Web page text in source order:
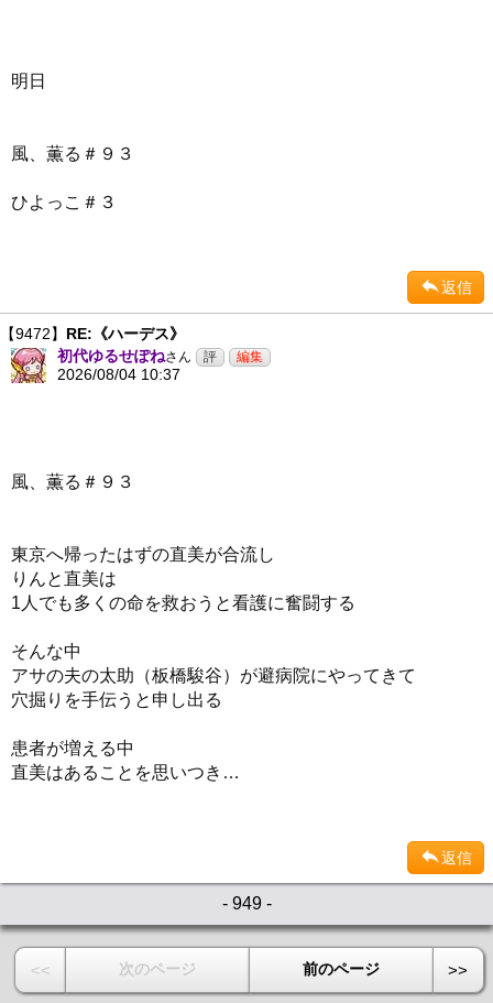
明日
風、薫る＃９３
ひよっこ＃３
返信
【9472】 RE:《ハーデス》
初代ゆるせぽねさん
2026/08/04 10:37
風、薫る＃９３
東京へ帰ったはずの直美が合流し
りんと直美は
1人でも多くの命を救おうと看護に奮闘する
そんな中
アサの夫の太助（板橋駿谷）が避病院にやってきて
穴掘りを手伝うと申し出る
患者が増える中
直美はあることを思いつき…
返信
- 949 -
<< 次のページ 前のページ >>